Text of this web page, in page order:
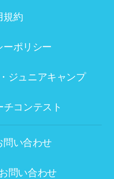
規約
ーポリシー
ジュニアキャンプ
コンテスト
問い合わせ
問い合わせ